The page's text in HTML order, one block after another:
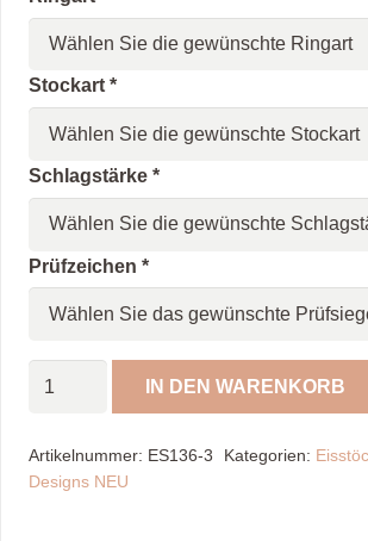
Stockart *
Schlagstärke *
Prüfzeichen *
"NEU"
Menge
IN DEN WARENKORB
Artikelnummer: ES136-3 Kategorien:
Designs NEU